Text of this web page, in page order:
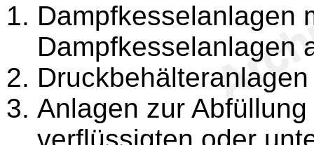
Dampfkesselanlagen
Dampfkesselanlagen
Anlagen zur